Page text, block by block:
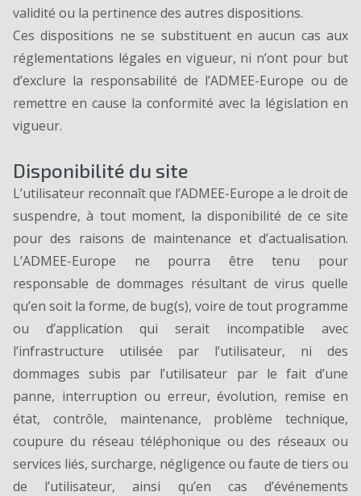
validité ou la pertinence des autres dispositions.
Ces dispositions ne se substituent en aucun cas aux
réglementations légales en vigueur, ni n’ont pour but
d’exclure la responsabilité de l’ADMEE-Europe ou de
remettre en cause la conformité avec la législation en
vigueur.
Disponibilité du site
L’utilisateur reconnaît que l’ADMEE-Europe a le droit de
suspendre, à tout moment, la disponibilité de ce site
pour des raisons de maintenance et d’actualisation.
L’ADMEE-Europe ne pourra être tenu pour
responsable de dommages résultant de virus quelle
qu’en soit la forme, de bug(s), voire de tout programme
ou d’application qui serait incompatible avec
l’infrastructure utilisée par l’utilisateur, ni des
dommages subis par l’utilisateur par le fait d’une
panne, interruption ou erreur, évolution, remise en
état, contrôle, maintenance, problème technique,
coupure du réseau téléphonique ou des réseaux ou
services liés, surcharge, négligence ou faute de tiers ou
de l’utilisateur, ainsi qu’en cas d’événements